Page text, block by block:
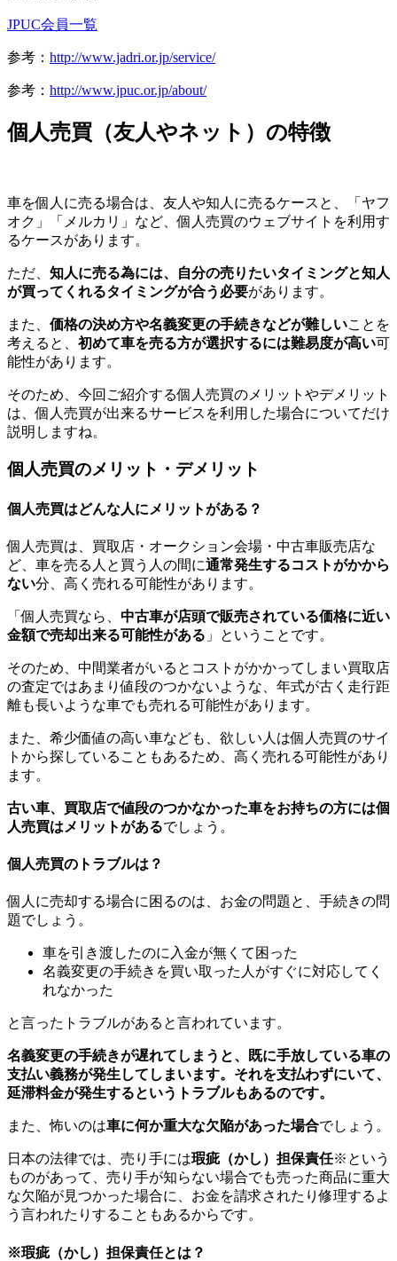
JPUC会員一覧
参考： http://www.jadri.or.jp/service/
参考： http://www.jpuc.or.jp/about/
個人売買（友人やネット）の特徴
車を個人に売る場合は、友人や知人に売るケースと、「ヤフ
オク」「メルカリ」など、個人売買のウェブサイトを利用す
るケースがあります。
ただ、 知人に売る為には、自分の売りたいタイミングと知人
が買ってくれるタイミングが合う必要があります。
また、 価格の決め方や名義変更の手続きなどが難しいことを
考えると、 初めて車を売る方が選択するには難易度が高い可
能性があります。
そのため、今回ご紹介する個人売買のメリットやデメリット
は、個人売買が出来るサービスを利用した場合についてだけ
説明しますね。
個人売買のメリット・デメリット
個人売買はどんな人にメリットがある？
個人売買は、買取店・オークション会場・中古車販売店な
ど、車を売る人と買う人の間に通常発生するコストがかから
ない分、高く売れる可能性があります。
「個人売買なら、 中古車が店頭で販売されている価格に近い
金額で売却出来る可能性がある 」ということです。
そのため、中間業者がいるとコストがかかってしまい買取店
の査定ではあまり値段のつかないような、年式が古く走行距
離も長いような車でも売れる可能性があります。
また、希少価値の高い車なども、欲しい人は個人売買のサイ
トから探していることもあるため、高く売れる可能性があり
ます。
古い車、買取店で値段のつかなかった車をお持ちの方には個
人売買はメリットがあるでしょう。
個人売買のトラブルは？
個人に売却する場合に困るのは、お金の問題と、手続きの問
題でしょう。
車を引き渡したのに入金が無くて困った
名義変更の手続きを買い取った人がすぐに対応してく
れなかった
と言ったトラブルがあると言われています。
名義変更の手続きが遅れてしまうと、既に手放している車の
支払い義務が発生してしまいます。それを支払わずにいて、
延滞料金が発生するというトラブルもあるのです。
また、怖いのは車に何か重大な欠陥があった場合でしょう。
日本の法律では、売り手には瑕疵（かし）担保責任※という
ものがあって、売り手が知らない場合でも売った商品に重大
な欠陥が見つかった場合に、お金を請求されたり修理するよ
う言われたりすることもあるからです。
※瑕疵（かし）担保責任とは？